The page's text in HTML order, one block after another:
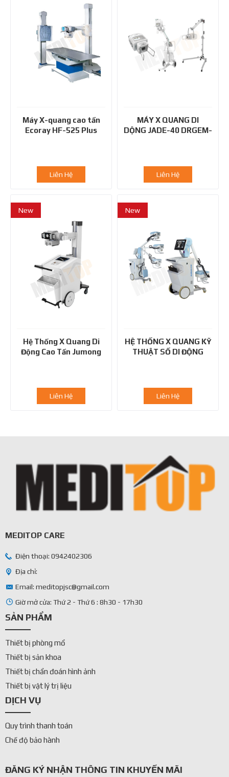
Máy X-quang cao tần
Ecoray HF-525 Plus
Liên Hệ
MÁY X QUANG DI
DỘNG JADE-40 DRGEM-
Liên Hệ
New
Hệ Thống X Quang Di
Động Cao Tần Jumong
Liên Hệ
New
HỆ THỐNG X QUANG KỸ
THUẬT SỐ DI ĐỘNG
Liên Hệ
MEDITOP CARE
Điện thoại: 0942402306
Địa chỉ:
Email: meditopjsc@gmail.com
Giờ mở cửa: Thứ 2 - Thứ 6 : 8h30 - 17h30
SẢN PHẨM
Thiết bị phòng mổ
Thiết bị sản khoa
Thiết bị chẩn đoán hình ảnh
Thiết bị vật lý trị liệu
DỊCH VỤ
Quy trình thanh toán
Chế độ bảo hành
ĐĂNG KÝ NHẬN THÔNG TIN KHUYẾN MÃI